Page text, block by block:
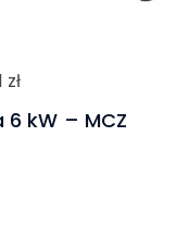
6 kW – MCZ
zł